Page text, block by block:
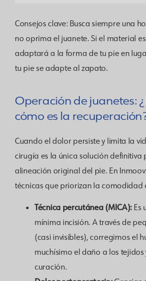
Consejos clave: Busca siempre una
no oprima el juanete. Si el material
adaptará a la forma de tu pie en
tu pie se adapte al zapato.
Operación de juanetes:
cómo es la
Cuando el dolor persiste y limita la
cirugía es la única solución definitiva
alineación original del pie. En
técnicas que priorizan la comodidad
Técnica percutánea (MICA): Es
mínima incisión. A través de
(casi invisibles), corregimos el
muchísimo el daño a los tejidos
curación.